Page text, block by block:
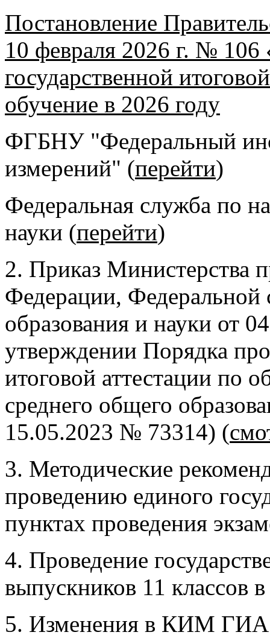
Постановление
10 февраля 2026 г. № 106
государственной
обучение в 2026 году
ФГБНУ "Федеральный
измерений" (перейти)
Федеральная служба по
науки (перейти)
2. Приказ Министерства
Федерации, Федеральной
образования и науки от
утверждении Порядка
итоговой аттестации по
среднего общего
15.05.2023 № 73314) (
3. Методические
проведению единого
пунктах проведения
4. Проведение
выпускников 11 классов
5. Изменения в КИМ ГИА